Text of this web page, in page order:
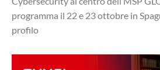
programma il 22 e 23 ottobre in
profilo